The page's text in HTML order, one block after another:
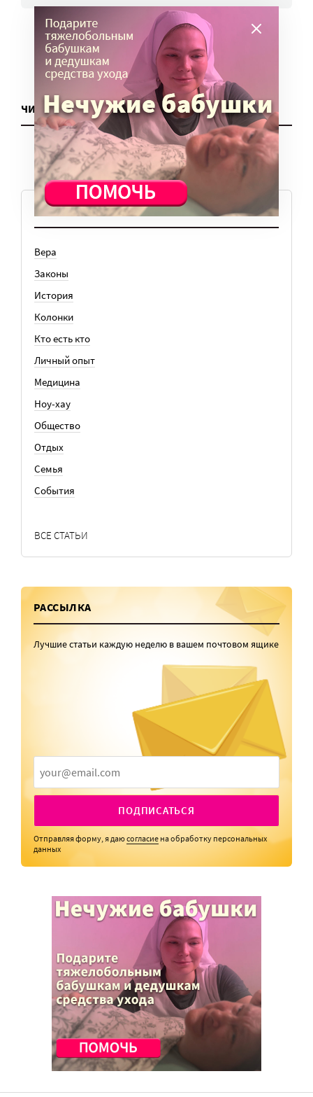
ЧИТАТЬ ЕЩЕ
ТЕМЫ
Вера
Законы
История
Колонки
Кто есть кто
Личный опыт
Медицина
Ноу-хау
Общество
Отдых
Семья
События
ВСЕ СТАТЬИ
РАССЫЛКА
Лучшие статьи каждую неделю в вашем почтовом ящике
ПОДПИСАТЬСЯ
Отправляя форму, я даюсогласие на обработку персональных
данных